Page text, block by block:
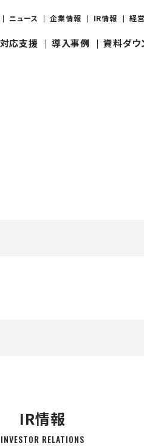
ニュース 企業情報 IR情報 経
応支援 導入事例 資料ダウ
IR情報
INVESTOR RELATIONS